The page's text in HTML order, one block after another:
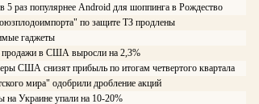
5 раз популярнее Android для шоппинга в Рождество
по защите ТЗ продлены
гаджеты
продажи в США выросли на 2,3%
США снизят прибыль по итогам четвертого квартала
мира" одобрили дробление акций
Украине упали на 10-20%